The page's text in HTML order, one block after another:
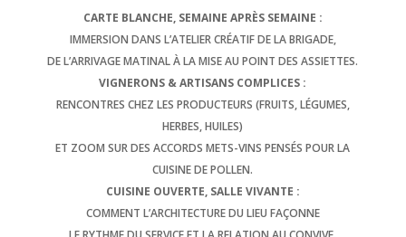
CARTE BLANCHE, SEMAINE APRÈS SEMAINE :
IMMERSION DANS L’ATELIER CRÉATIF DE LA BRIGADE,
DE L’ARRIVAGE MATINAL À LA MISE AU POINT DES ASSIETTES.
VIGNERONS & ARTISANS COMPLICES :
RENCONTRES CHEZ LES PRODUCTEURS (FRUITS, LÉGUMES,
HERBES, HUILES)
ET ZOOM SUR DES ACCORDS METS-VINS PENSÉS POUR LA
CUISINE DE POLLEN.
CUISINE OUVERTE, SALLE VIVANTE :
COMMENT L’ARCHITECTURE DU LIEU FAÇONNE